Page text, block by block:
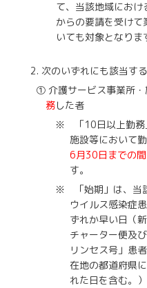
て、当該地域にお
からの要請を受け
いても対象となりま
次のいずれにも該当す
① 介護サービス事業所・
務した者
※ 「10日以上勤務
施設等において勤
6月30日までの
す。
※ 「始期」は、当
ウイルス感染症
ずれか早い日（
チャーター便及
リンセス号」患
在地の都道府県
れた日を含む。